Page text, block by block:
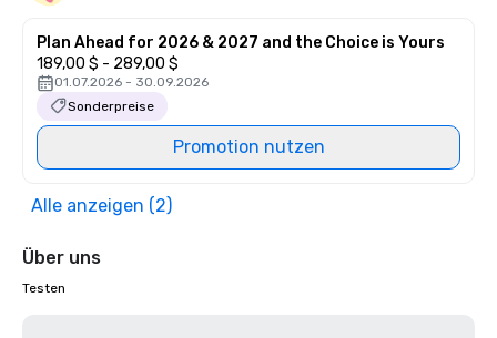
Plan Ahead for 2026 & 2027 and the Choice is Yours
189,00 $ - 289,00 $
01.07.2026 - 30.09.2026
Sonderpreise
Promotion nutzen
Alle anzeigen (2)
Über uns
Testen